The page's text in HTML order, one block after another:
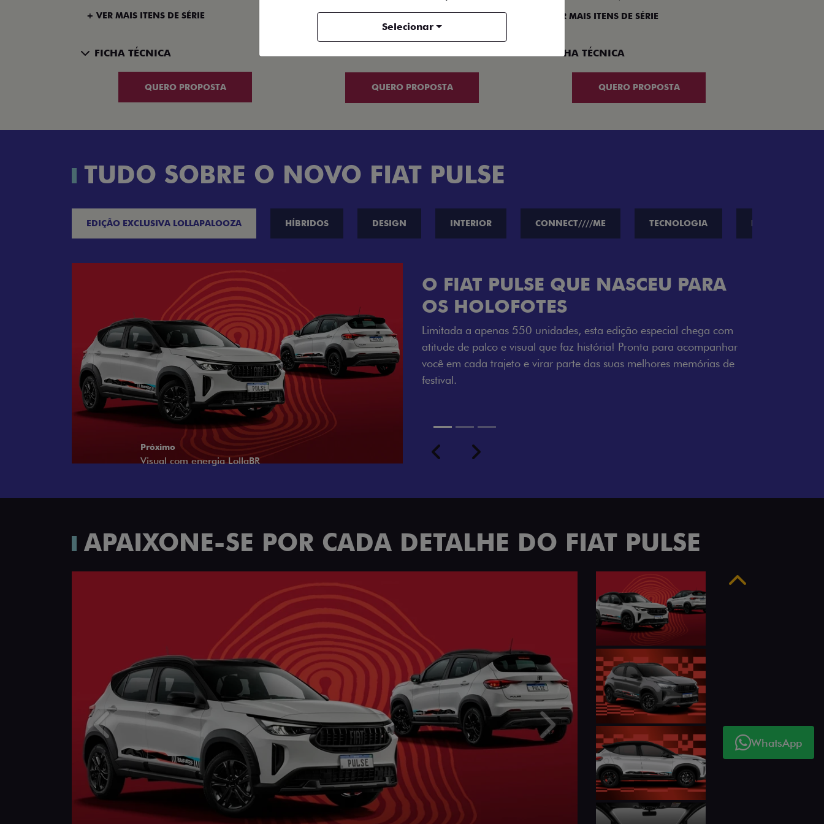
+ VER MAIS ITENS DE SÉRIE
FICHA TÉCNICA
QUERO PROPOSTA
+ VER MAIS ITENS DE SÉRIE
QUERO PROPOSTA
+ VER MAIS ITENS DE SÉRIE
FICHA TÉCNICA
QUERO PROPOSTA
TUDO SOBRE O NOVO FIAT PULSE
EDIÇÃO EXCLUSIVA LOLLAPALOOZA HÍBRIDOS DESIGN INTERIOR CONNECT////ME TECNOLOGIA PERFORMANCE
VISUAL COM ENERGIA LOLLABR
Se liga no que compõe a identidade exclusiva do festival: série
numerada, adesivo lateral LollaBR e a soleira temática que reforçam
a exclusividade, enquanto os detalhes escurecidos, o teto bicolor e as
rodas de liga-leve aro 16” em preto brilhante completam o visual
com ainda mais estilo.
Próximo
Tecnologia que acompanha o seu ritmo
PreviousNext
APAIXONE-SE POR CADA DETALHE DO FIAT PULSE
Anterior Próximo
Anterior
WhatsApp
Selecionar